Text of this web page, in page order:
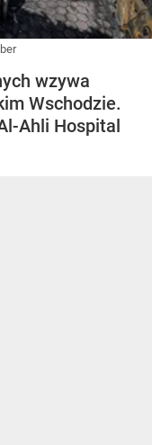
wzywa
Wschodzie.
Ahli Hospital